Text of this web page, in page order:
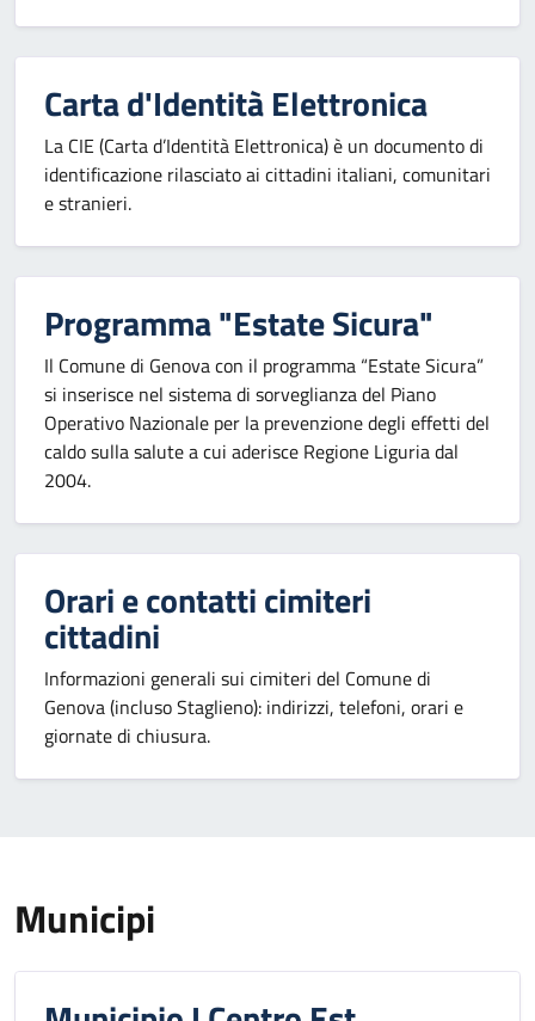
Carta d'Identità Elettronica
La CIE (Carta d’Identità Elettronica) è un documento di
identificazione rilasciato ai cittadini italiani, comunitari
e stranieri.
Programma "Estate Sicura"
Il Comune di Genova con il programma “Estate Sicura”
si inserisce nel sistema di sorveglianza del Piano
Operativo Nazionale per la prevenzione degli effetti del
caldo sulla salute a cui aderisce Regione Liguria dal
2004.
Orari e contatti cimiteri
cittadini
Informazioni generali sui cimiteri del Comune di
Genova (incluso Staglieno): indirizzi, telefoni, orari e
giornate di chiusura.
Municipi